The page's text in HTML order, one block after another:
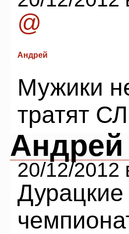
@
Андрей
Мужики
тратят
Андрей
20/12/2012